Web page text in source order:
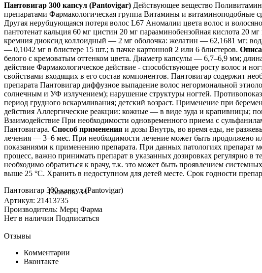
Пантовигар 300 капсул (Pantovigar) Действующее вещество
препаратами Фармакологическая группа Витамины и витаминоподобные
Другая нерубцующаяся потеря волос L67 Аномалии цвета волос и
пантотенат кальция 60 мг цистин 20 мг парааминобензойная кислота
кремния диоксид коллоидный — 2 мг оболочка: желатин — 62,1681 мг;
— 0,1042 мг в блистере 15 шт.; в пачке картонной 2 или 6 блистеров.
белого с кремоватым оттенком цвета. Диаметр капсулы — 6,7–6,9 мм;
действие Фармакологическое действие - способствующее росту волос и
свойствами входящих в его состав компонентов. Пантовигар содержит
препарата Пантовигар диффузное выпадение волос негормональной
солнечным и УФ излучением); нарушение структуры ногтей.
период грудного вскармливания; детский возраст. Применение при
действия Аллергические реакции: кожные — в виде зуда и крапивницы;
Взаимодействие При необходимости одновременного приема с
Пантовигара. Способ применения и дозы Внутрь, во время еды, не
лечения — 3–6 мес. При необходимости лечение может быть продолжено
показаниями к применению препарата. При данных патологиях препарат
процесс, важно принимать препарат в указанных дозировках регулярно в
необходимо обратиться к врачу, т.к. это может быть проявлением
выше 25 °C. Хранить в недоступном для детей месте. Срок годности
Пантовигар 300 капсул (Pantovigar)
Голосов: 34
Артикул: 21413735
Производитель: Мерц Фарма
Нет в наличии Подписаться
Отзывы
Комментарии
Вконтакте